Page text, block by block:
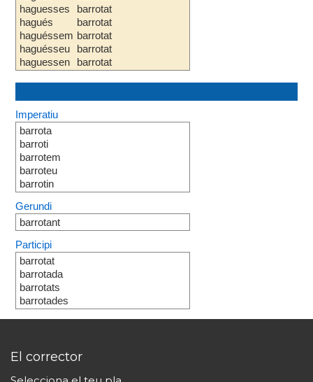
haguesses
hagués
haguéssem
haguésseu
haguessen
barrotat
barrotat
barrotat
barrotat
barrotat
Imperatiu
barrota
barroti
barrotem
barroteu
barrotin
Gerundi
barrotant
Participi
barrotat
barrotada
barrotats
barrotades
El corrector